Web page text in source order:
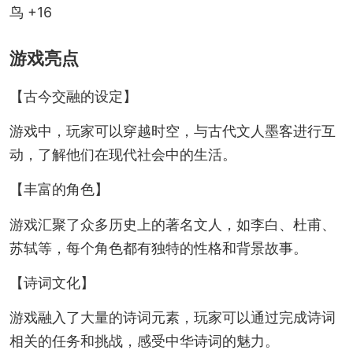
鸟 +16
游戏亮点
【古今交融的设定】
游戏中，玩家可以穿越时空，与古代文人墨客进行互
动，了解他们在现代社会中的生活。
【丰富的角色】
游戏汇聚了众多历史上的著名文人，如李白、杜甫、
苏轼等，每个角色都有独特的性格和背景故事。
【诗词文化】
游戏融入了大量的诗词元素，玩家可以通过完成诗词
相关的任务和挑战，感受中华诗词的魅力。